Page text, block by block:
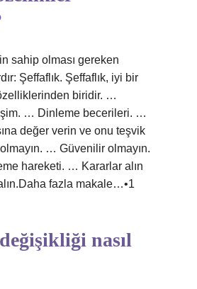
sahip olması gereken
Şeffaflık. Şeffaflık, iyi bir
biridir. …
… Dinleme becerileri. …
değer verin ve onu teşvik
… Güvenilir olmayın.
hareketi. … Kararlar alın
fazla makale…•1
nasıl